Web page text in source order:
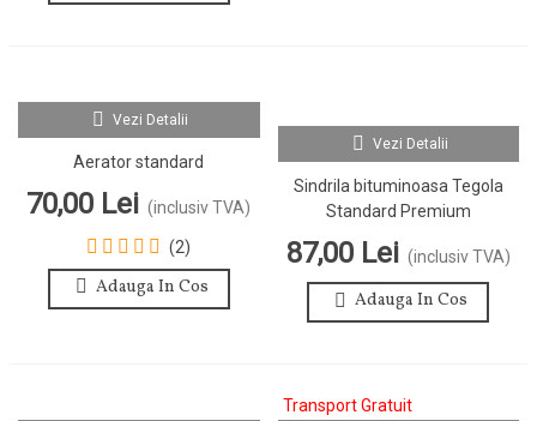
Vezi Detalii
Aerator standard
70,00 Lei (inclusiv TVA)
(2)
Adauga In Cos
Vezi Detalii
Sindrila bituminoasa Tegola
Standard Premium
87,00 Lei (inclusiv TVA)
Adauga In Cos
Transport Gratuit